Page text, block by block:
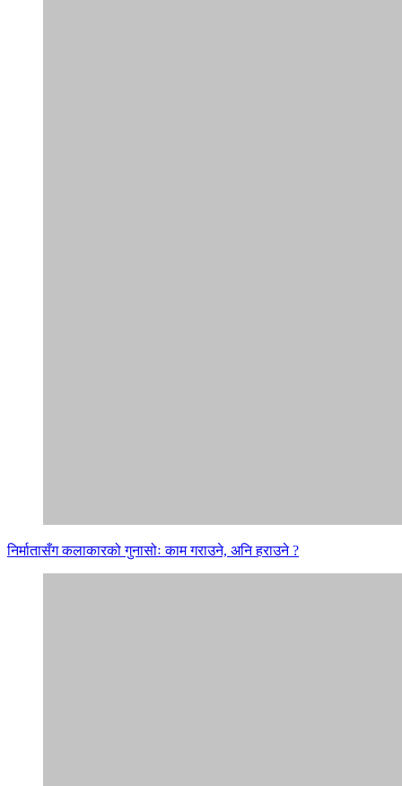
निर्मातासँग कलाकारको गुनासोः काम गराउने, अनि हराउने ?